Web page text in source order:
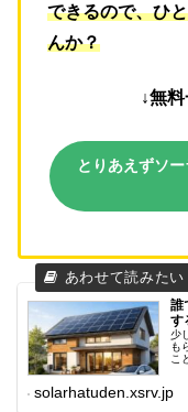
できるので、ひ
んか？
↓無
とりあえずソ
誰
す
少
も
こ
solarhatuden.xsrv.jp